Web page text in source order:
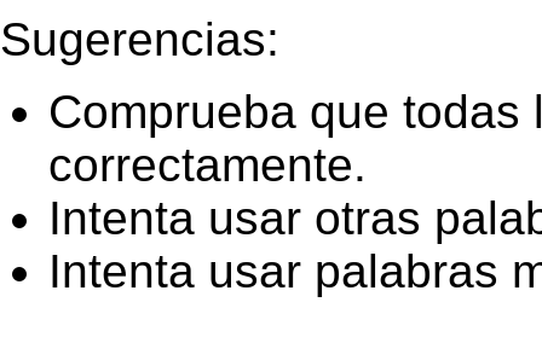
Sugerencias:
Comprueba que
correctamente.
Intenta usar otras
Intenta usar palabras